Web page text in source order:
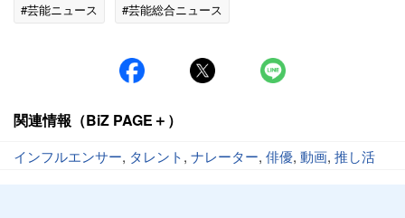
#芸能ニュース #芸能総合ニュース
関連情報（BiZ PAGE＋）
インフルエンサー, タレント, ナレーター, 俳優, 動画, 推し活